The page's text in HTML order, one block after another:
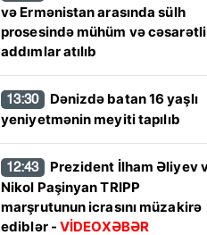
və Ermənistan arasında sülh
prosesində mühüm və cəsarətli
addımlar atılıb
13:30
yeniyetmənin meyiti tapılıb
12:43
Nikol Paşinyan TRIPP
marşrutunun icrasını müzakirə
ediblər - VİDEOXƏBƏR